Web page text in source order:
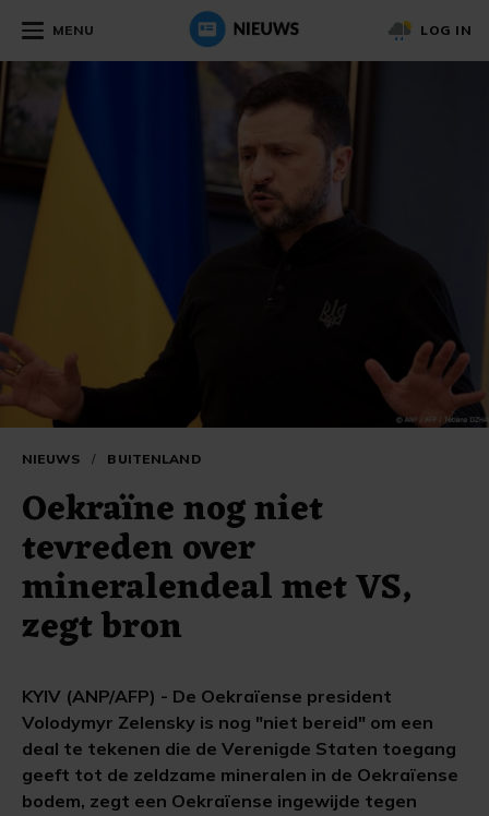
MENU LOG IN
NIEUWS / BUITENLAND
Oekraïne nog niet
tevreden over
mineralendeal met VS,
zegt bron
KYIV (ANP/AFP) - De Oekraïense president
Volodymyr Zelensky is nog "niet bereid" om een
deal te tekenen die de Verenigde Staten toegang
geeft tot de zeldzame mineralen in de Oekraïense
bodem, zegt een Oekraïense ingewijde tegen